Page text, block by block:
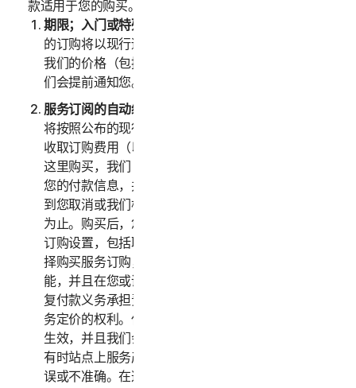
款适用于您的购买。
期限；入门或特殊优惠
的订购将以现行适用价格自动续订，直到您取消为止。
我们的价格（包括任何续订价格）随时会有浮动，但我
们会提前通知您。
服务订阅的自动续订。
将按照公布的现行适用价格（加上任何适用税费）向您
收取订购费用（以下统称“
这里购买，我们（或我们的第三方付款处理商）将存储
您的付款信息，并且在您的续订日期自动向您收费，直
到您取消或我们根据本 LSA 终止您的访问或使用服务
为止。购买后，您可随时前往
订购设置，包括取消自动续订。通过接受本 LSA 并选
择购买服务订购，即表示您确认订购具有重复付款功
能，并且在您或诺顿卫复客取消订购之前，您对所有重
复付款义务承担责任。诺顿卫复客保留随时变更任何服
务定价的权利。任何价格变更将于下一次订购续订日期
生效，并且我们会提前通知您。尽管我们竭尽全力，但
有时站点上服务产品的价格或说明可能会无意间发生错
误或不准确。在这种情况下，诺顿卫复客将在确认您的